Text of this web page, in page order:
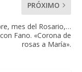
PRÓXIMO
mes del Rosario,…
con Fano. «Corona de
rosas a María».